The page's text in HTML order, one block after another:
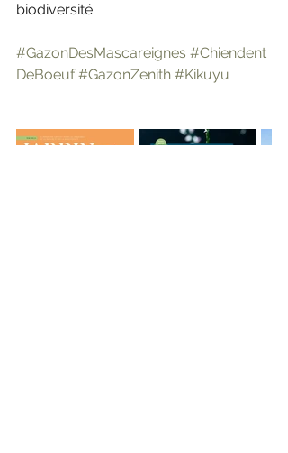
biodiversité.
#GazonDesMascareignes #Chiendent
DeBoeuf #GazonZenith #Kikuyu